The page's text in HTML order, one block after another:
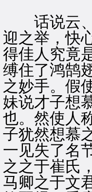
话说云、
迎之举，快
得佳人究竟
缚住了鸿鹄
之妙手。假
妹说才子想
也。然使人
子犹然想慕
一见失了名
之之于崔氏
马卿之于文